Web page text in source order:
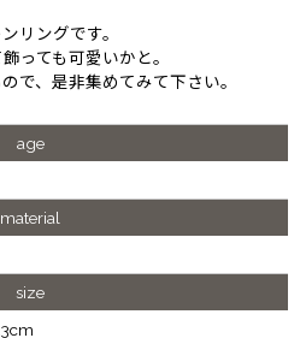
リングです。
っても可愛いかと。
で、是非集めてみて下さい。
age
material
size